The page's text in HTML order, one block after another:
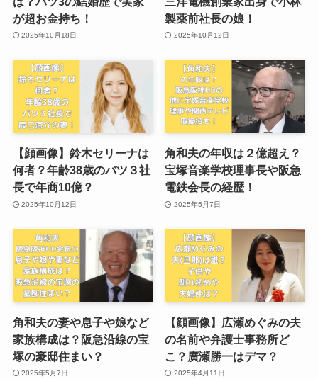
が超お金持ち！
2025年10月18日
製薬前社長の娘！
2025年10月12日
【顔画像】鈴木セリーナは
何者？年齢38歳のバツ３社
長で年商10億？
2025年10月12日
角和夫の年収は２億超え？
宝塚音楽学校理事長や阪急
電鉄会長の経歴！
2025年5月7日
角和夫の妻や息子や娘など
家族構成は？阪急沿線の宝
塚の豪邸住まい？
2025年5月7日
【顔画像】広瀬めぐみの夫
の名前や弁護士事務所ど
こ？廣瀬勝一はデマ？
2025年4月11日